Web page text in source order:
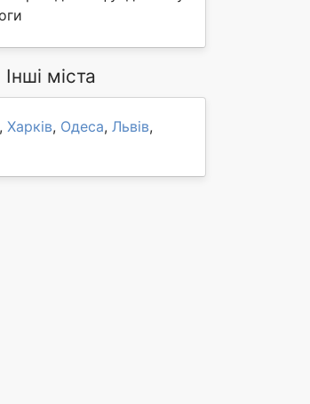
Інші міста
, Харків, Одеса, Львів,